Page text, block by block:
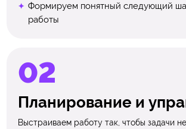
Формируем понятный следующий
работы
Планирование и
Выстраиваем работу так, чтобы задачи